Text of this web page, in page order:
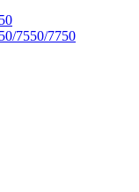
7550/7750